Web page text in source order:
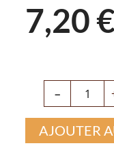
7,20
−
AJOUTER